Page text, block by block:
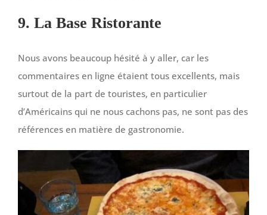
9. La Base Ristorante
Nous avons beaucoup hésité à y aller, car les
commentaires en ligne étaient tous excellents, mais
surtout de la part de touristes, en particulier
d’Américains qui ne nous cachons pas, ne sont pas des
références en matière de gastronomie.